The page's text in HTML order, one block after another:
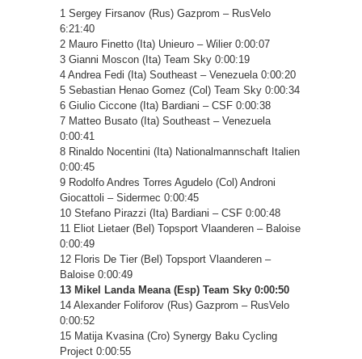
1 Sergey Firsanov (Rus) Gazprom – RusVelo
6:21:40
2 Mauro Finetto (Ita) Unieuro – Wilier 0:00:07
3 Gianni Moscon (Ita) Team Sky 0:00:19
4 Andrea Fedi (Ita) Southeast – Venezuela 0:00:20
5 Sebastian Henao Gomez (Col) Team Sky 0:00:34
6 Giulio Ciccone (Ita) Bardiani – CSF 0:00:38
7 Matteo Busato (Ita) Southeast – Venezuela
0:00:41
8 Rinaldo Nocentini (Ita) Nationalmannschaft Italien
0:00:45
9 Rodolfo Andres Torres Agudelo (Col) Androni
Giocattoli – Sidermec 0:00:45
10 Stefano Pirazzi (Ita) Bardiani – CSF 0:00:48
11 Eliot Lietaer (Bel) Topsport Vlaanderen – Baloise
0:00:49
12 Floris De Tier (Bel) Topsport Vlaanderen –
Baloise 0:00:49
13 Mikel Landa Meana (Esp) Team Sky 0:00:50
14 Alexander Foliforov (Rus) Gazprom – RusVelo
0:00:52
15 Matija Kvasina (Cro) Synergy Baku Cycling
Project 0:00:55